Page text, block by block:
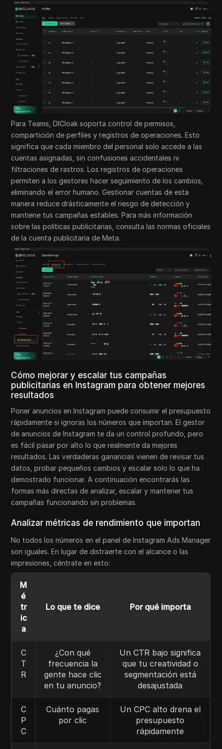
Para Teams, DICloak soporta control de permisos,
compartición de perfiles y registros de operaciones. Esto
significa que cada miembro del personal solo accede a las
cuentas asignadas, sin confusiones accidentales ni
filtraciones de rastros. Los registros de operaciones
permiten a los gestores hacer seguimiento de los cambios,
eliminando el error humano. Gestionar cuentas de esta
manera reduce drásticamente el riesgo de detección y
mantiene tus campañas estables. Para más información
sobre las políticas publicitarias, consulta las normas oficiales
de la cuenta publicitaria de Meta.
Cómo mejorar y escalar tus campañas
publicitarias en Instagram para obtener mejores
resultados
Poner anuncios en Instagram puede consumir el presupuesto
rápidamente si ignoras los números que importan. El gestor
de anuncios de Instagram te da un control profundo, pero
es fácil pasar por alto lo que realmente da mejores
resultados. Las verdaderas ganancias vienen de revisar tus
datos, probar pequeños cambios y escalar solo lo que ha
demostrado funcionar. A continuación encontrarás las
formas más directas de analizar, escalar y mantener tus
campañas funcionando sin problemas.
Analizar métricas de rendimiento que importan
No todos los números en el panel de Instagram Ads Manager
son iguales. En lugar de distraerte con el alcance o las
impresiones, céntrate en esto:
M
é
tr
ic
a
Lo que te dice Por qué importa
C
T
R
¿Con qué
frecuencia la
gente hace clic
en tu anuncio?
Un CTR bajo significa
que tu creatividad o
segmentación está
desajustada
C
P
C
Cuánto pagas
por clic
Un CPC alto drena el
presupuesto
rápidamente